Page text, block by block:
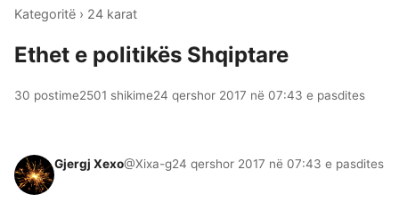
Kategoritë › 24 karat
Ethet e politikës Shqiptare
30 postime2501 shikime24 qershor 2017 në 07:43 e pasdites
Gjergj Xexo@Xixa-g24 qershor 2017 në 07:43 e pasdites